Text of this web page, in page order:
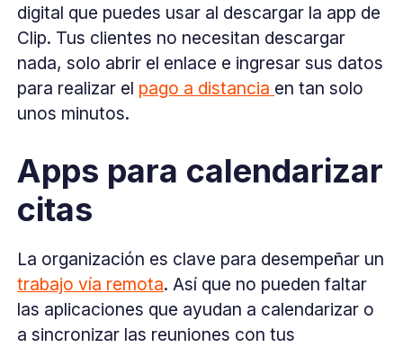
digital que puedes usar al descargar la app de
Clip. Tus clientes no necesitan descargar
nada, solo abrir el enlace e ingresar sus datos
para realizar el pago a distancia en tan solo
unos minutos.
Apps para calendarizar
citas
La organización es clave para desempeñar un
trabajo vía remota. Así que no pueden faltar
las aplicaciones que ayudan a calendarizar o
a sincronizar las reuniones con tus